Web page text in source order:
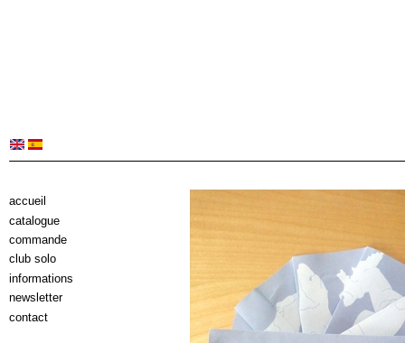
accueil
catalogue
commande
club solo
informations
newsletter
contact